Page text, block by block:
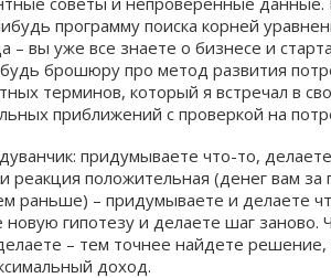
программу поиска корней
– вы уже все знаете о бизнесе и
брошюру про метод развития
терминов, который я встречал в
приближений с проверкой на
придумываете что-то,
реакция положительная (денег вам
раньше) – придумываете и делаете
гипотезу и делаете шаг
– тем точнее найдете
доход.